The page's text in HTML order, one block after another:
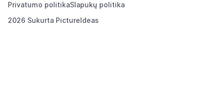
2026 Sukurta PictureIdeas
Privatumo politikaSlapukų politika